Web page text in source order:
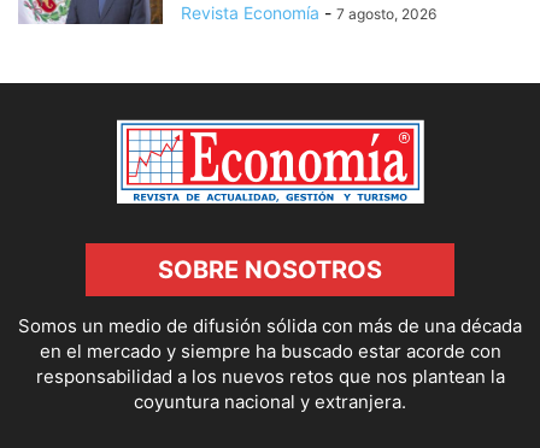
Revista Economía - 7 agosto, 2026
SOBRE NOSOTROS
Somos un medio de difusión sólida con más de una década
en el mercado y siempre ha buscado estar acorde con
responsabilidad a los nuevos retos que nos plantean la
coyuntura nacional y extranjera.